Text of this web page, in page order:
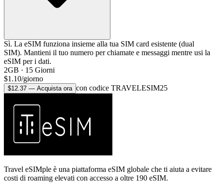
Sì. La eSIM funziona insieme alla tua SIM card esistente (dual
SIM). Mantieni il tuo numero per chiamate e messaggi mentre usi la
eSIM per i dati.
2GB · 15 Giorni
$1.10/giorno
$12.37 — Acquista ora con codice TRAVELESIM25
Travel eSIMple è una piattaforma eSIM globale che ti aiuta a evitare
costi di roaming elevati con accesso a oltre 190 eSIM.